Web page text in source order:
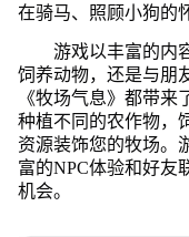
在骑马、照顾小狗的
游戏以丰富的内
饲养动物，还是与朋
《牧场气息》都带
种植不同的农作物，
资源装饰您的牧场。
富的NPC体验和好友
机会。